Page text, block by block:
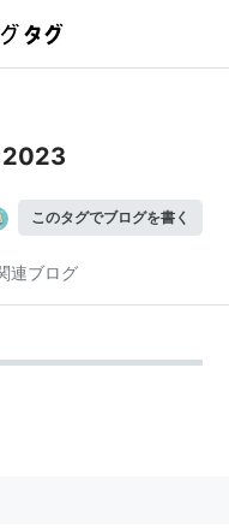
2023
このタグでブログを書く
連ブログ